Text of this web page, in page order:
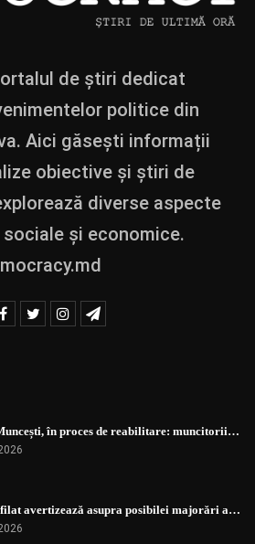
de știri dedicat
politice din
Aici găsești informații
obiective și știri de
diverse aspecte
și economice.
în proces de reabilitare: muncitorii…
avertizează asupra posibilei majorări a…